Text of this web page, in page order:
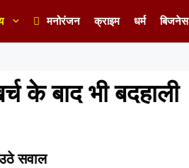
मनोरंजन क्राइम धर्म बिजनेस
के बाद भी बदहाली
सवाल